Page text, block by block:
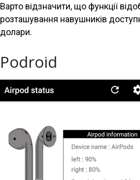
Варто відзначити, що функції
розташування навушників
долари.
Podroid